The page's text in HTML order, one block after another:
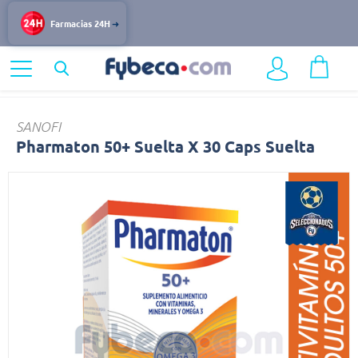
Farmacias 24H
Multivitamínicos
SANOFI
Pharmaton 50+ Suelta X 30 Caps Suelta